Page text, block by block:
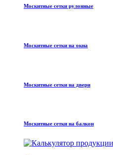
Москитные сетки рулонные
Москитные сетки на окна
Москитные сетки на двери
Москитные сетки на балкон